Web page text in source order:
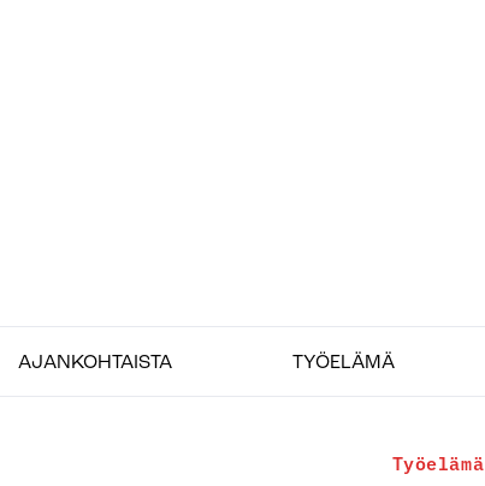
AJANKOHTAISTA TYÖELÄMÄ
Työelämä